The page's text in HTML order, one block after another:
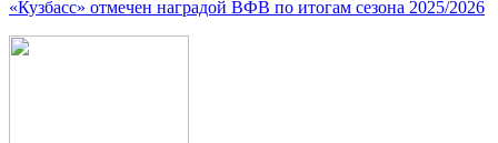
«Кузбасс» отмечен наградой ВФВ по итогам сезона 2025/2026